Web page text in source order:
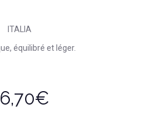
ITALIA
équilibré et léger.